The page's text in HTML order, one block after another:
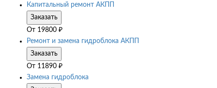
Капитальный ремонт АКПП
Заказать
От 19800 ₽
Ремонт и замена гидроблока АКПП
Заказать
От 11890 ₽
Замена гидроблока